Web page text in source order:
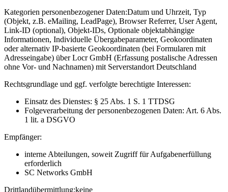
Kategorien personenbezogener Daten:Datum und Uhrzeit, Typ
(Objekt, z.B. eMailing, LeadPage), Browser Referrer, User Agent,
Link-ID (optional), Objekt-IDs, Optionale objektabhängige
Informationen, Individuelle Übergabeparameter, Geokoordinaten
oder alternativ IP-basierte Geokoordinaten (bei Formularen mit
Adresseingabe) über Locr GmbH (Erfassung postalische Adressen
ohne Vor- und Nachnamen) mit Serverstandort Deutschland
Rechtsgrundlage und ggf. verfolgte berechtigte Interessen:
Einsatz des Dienstes: § 25 Abs. 1 S. 1 TTDSG
Folgeverarbeitung der personenbezogenen Daten: Art. 6 Abs.
1 lit. a DSGVO
Empfänger:
interne Abteilungen, soweit Zugriff für Aufgabenerfüllung
erforderlich
SC Networks GmbH
Drittlandübermittlung:keine